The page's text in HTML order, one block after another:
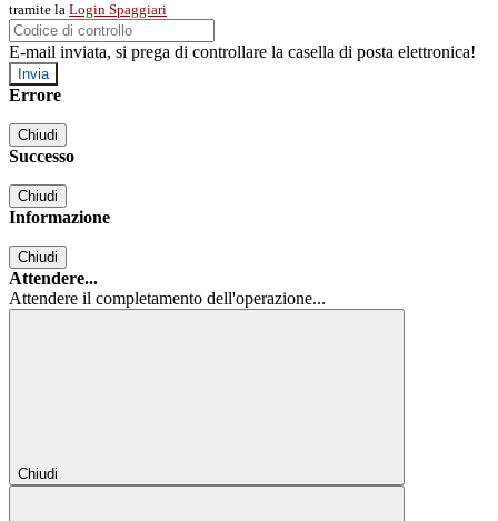
tramite la Login Spaggiari
E-mail inviata, si prega di controllare la casella di posta elettronica!
Errore
Chiudi
Successo
Chiudi
Informazione
Chiudi
Attendere...
Attendere il completamento dell'operazione...
Chiudi